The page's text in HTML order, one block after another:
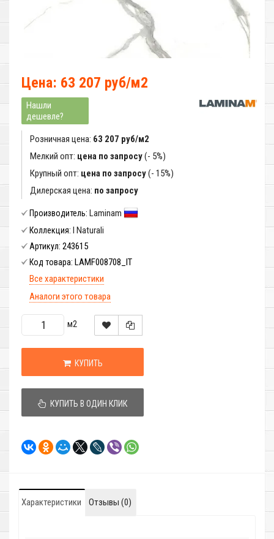
Цена: 63 207 руб/м2
Нашли
дешевле?
Розничная цена: 63 207 руб/м2
Мелкий опт: цена по запросу(- 5%)
Крупный опт: цена по запросу(- 15%)
Дилерская цена: по запросу
Производитель: Laminam
Коллекция: I Naturali
Артикул: 243615
Код товара: LAMF008708_IT
Все характеристики
Аналоги этого товара
м2
КУПИТЬ
КУПИТЬ В ОДИН КЛИК
Характеристики Отзывы (0)